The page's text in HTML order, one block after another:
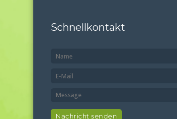
Schnellkontakt